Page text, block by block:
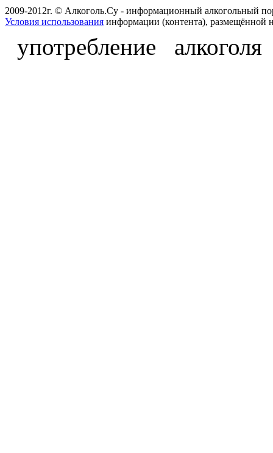
2009-2012г. © Алкоголь.Су - информационный алкогольный
Условия использования информации (контента), размещённой
употребление